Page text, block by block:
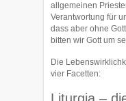
allgemeinen
Verantwortung für
dass aber ohne
bitten wir Gott um
Die
vier Facetten: